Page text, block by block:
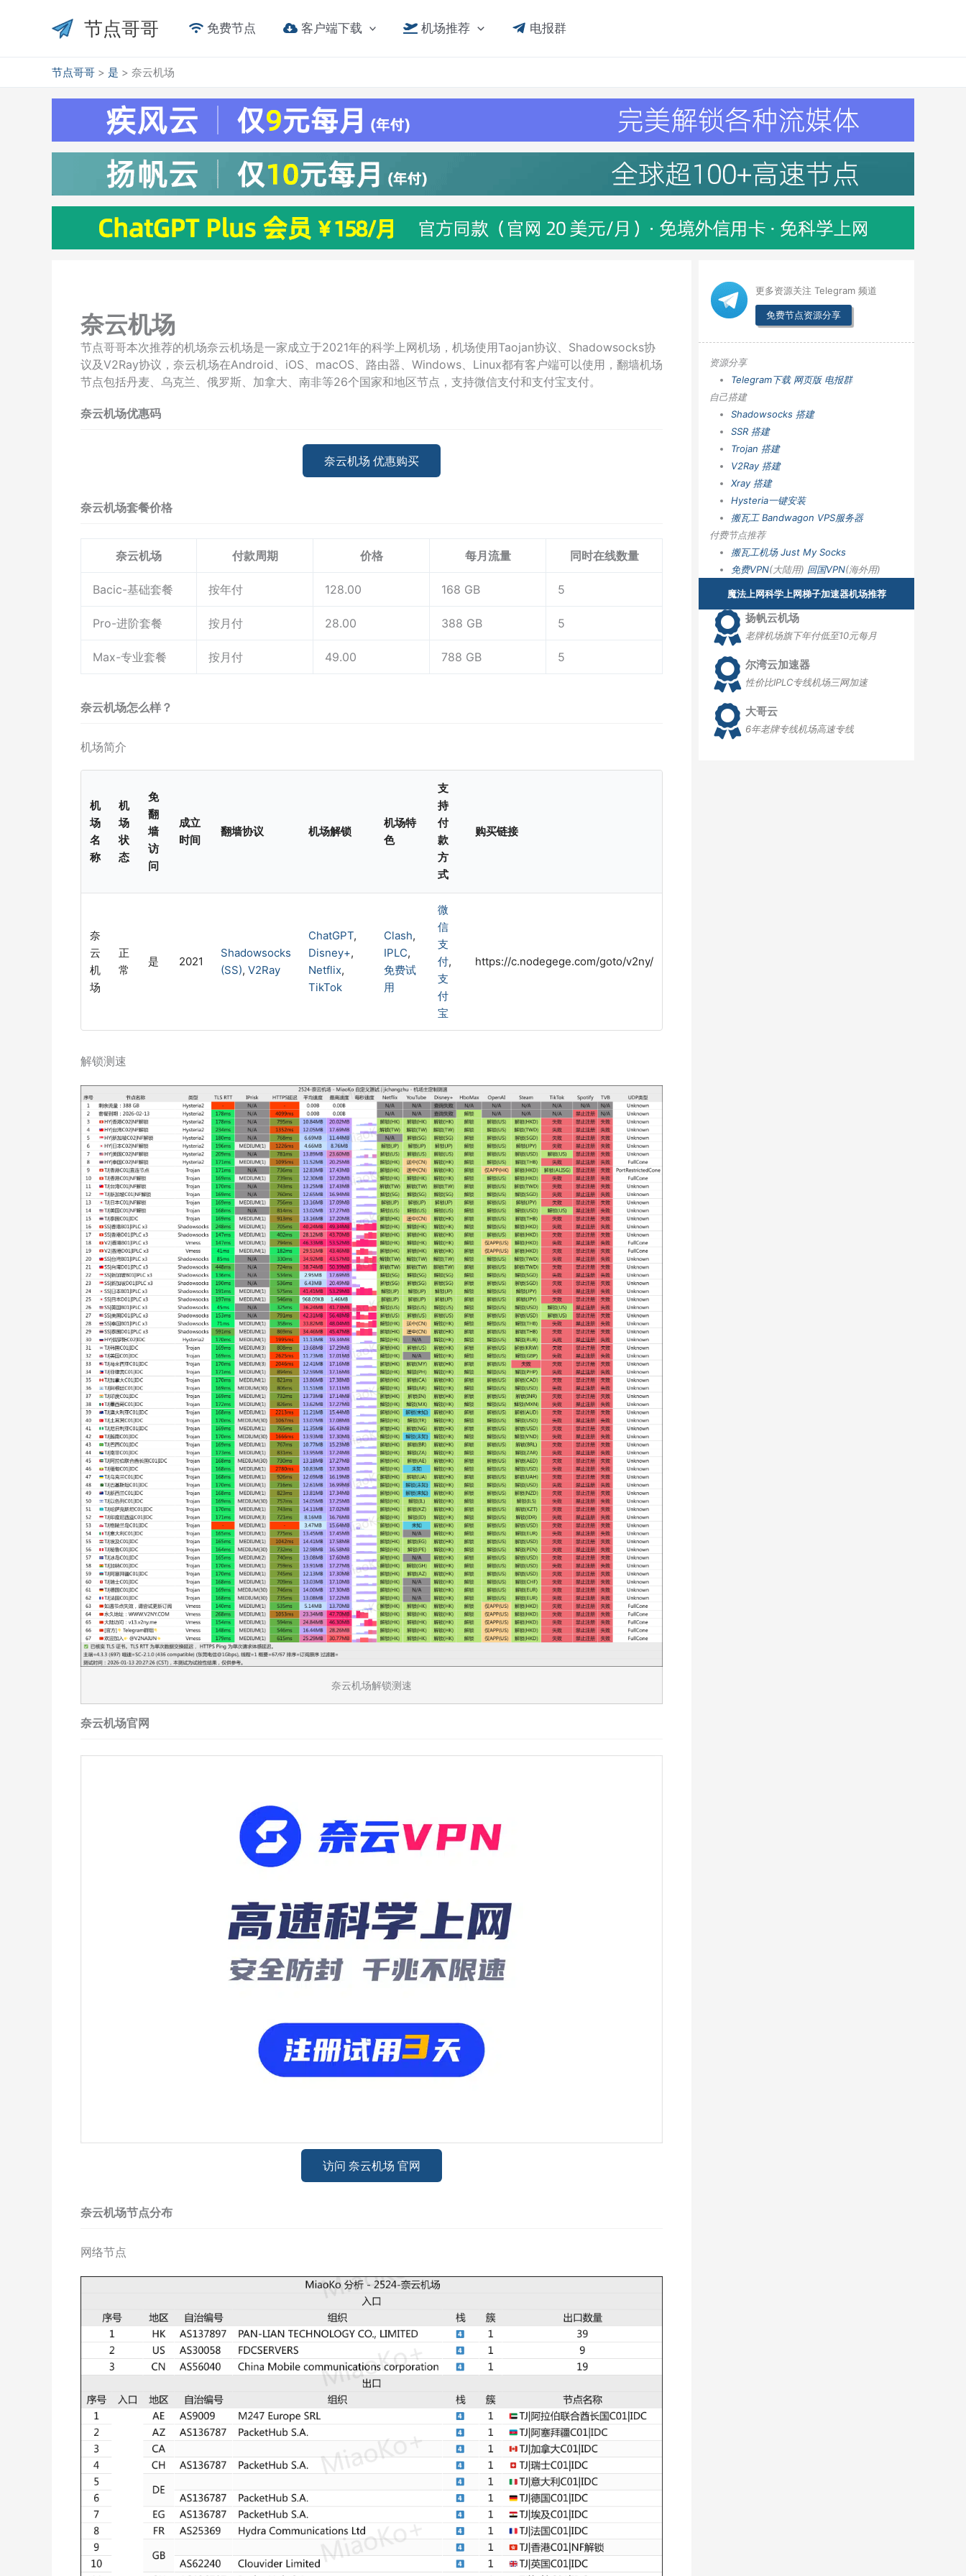
节点哥哥 免费节点 客户端下载 机场推荐 电报群
节点哥哥 > 是 > 奈云机场
奈云机场
节点哥哥本次推荐的机场奈云机场是一家成立于2021年的科学上网机场，机场使用Taojan协议、Shadowsocks协
议及V2Ray协议，奈云机场在Android、iOS、macOS、路由器、Windows、Linux都有客户端可以使用，翻墙机场
节点包括丹麦、乌克兰、俄罗斯、加拿大、南非等26个国家和地区节点，支持微信支付和支付宝支付。
奈云机场优惠码
奈云机场 优惠购买
奈云机场套餐价格
奈云机场 付款周期 价格 每月流量 同时在线数量
Bacic-基础套餐 按年付 128.00 168 GB 5
Pro-进阶套餐 按月付 28.00 388 GB 5
Max-专业套餐 按月付 49.00 788 GB 5
奈云机场怎么样？
机场简介
机
场
名
称
机
场
状
态
免
翻
墙
访
问
成立
时间
翻墙协议 机场解锁
机场特
色
支
持
付
款
方
式
购买链接
奈
云
机
场
正
常
是 2021
Shadowsocks
(SS), V2Ray
ChatGPT,
Disney+,
Netflix,
TikTok
Clash,
IPLC,
免费试
用
微
信
支
付,
支
付
宝
https://c.nodegege.com/goto/v2ny/
解锁测速
奈云机场解锁测速
奈云机场官网
访问 奈云机场 官网
奈云机场节点分布
网络节点
更多资源关注 Telegram 频道
免费节点资源分享
资源分享
Telegram下载 网页版 电报群
自己搭建
Shadowsocks 搭建
SSR 搭建
Trojan 搭建
V2Ray 搭建
Xray 搭建
Hysteria一键安装
搬瓦工 Bandwagon VPS服务器
付费节点推荐
搬瓦工机场 Just My Socks
免费VPN(大陆用) 回国VPN(海外用)
魔法上网科学上网梯子加速器机场推荐
扬帆云机场
老牌机场旗下年付低至10元每月
尔湾云加速器
性价比IPLC专线机场三网加速
大哥云
6年老牌专线机场高速专线